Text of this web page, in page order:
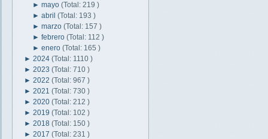
►mayo(Total: 219 )
►abril(Total: 193 )
►marzo(Total: 157 )
►febrero(Total: 112 )
►enero(Total: 165 )
► 2024 (Total: 1110 )
► 2023 (Total: 710 )
► 2022 (Total: 967 )
► 2021 (Total: 730 )
► 2020 (Total: 212 )
► 2019 (Total: 102 )
► 2018 (Total: 150 )
► 2017 (Total: 231 )